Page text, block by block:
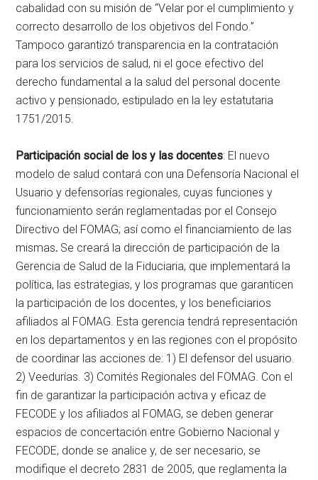
cabalidad con su misión de “Velar por el cumplimiento y
correcto desarrollo de los objetivos del Fondo.”
Tampoco garantizó transparencia en la contratación
para los servicios de salud, ni el goce efectivo del
derecho fundamental a la salud del personal docente
activo y pensionado, estipulado en la ley estatutaria
1751/2015.
Participación social de los y las docentes: El nuevo
modelo de salud contará con una Defensoría Nacional el
Usuario y defensorías regionales, cuyas funciones y
funcionamiento serán reglamentadas por el Consejo
Directivo del FOMAG; así como el financiamiento de las
mismas. Se creará la dirección de participación de la
Gerencia de Salud de la Fiduciaria, que implementará la
política, las estrategias, y los programas que garanticen
la participación de los docentes, y los beneficiarios
afiliados al FOMAG. Esta gerencia tendrá representación
en los departamentos y en las regiones con el propósito
de coordinar las acciones de: 1) El defensor del usuario.
2) Veedurías. 3) Comités Regionales del FOMAG. Con el
fin de garantizar la participación activa y eficaz de
FECODE y los afiliados al FOMAG, se deben generar
espacios de concertación entre Gobierno Nacional y
FECODE, donde se analice y, de ser necesario, se
modifique el decreto 2831 de 2005, que reglamenta la